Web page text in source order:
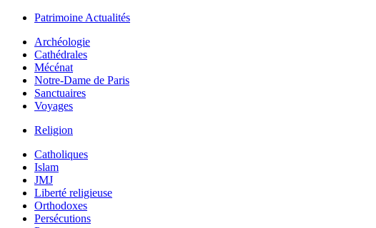
Patrimoine Actualités
Archéologie
Cathédrales
Mécénat
Notre-Dame de Paris
Sanctuaires
Voyages
Religion
Catholiques
Islam
JMJ
Liberté religieuse
Orthodoxes
Persécutions